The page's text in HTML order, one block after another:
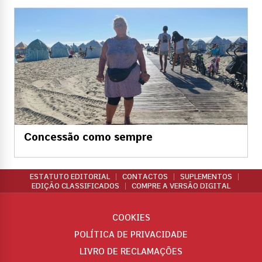
Concessão como sempre
ESTATUTO EDITORIAL CONTACTOS
SUPLEMENTOS
EDIÇÃO CLASSIFICADOS
COMPRE A VERSÃO DIGITAL
COOKIES
POLÍTICA DE PRIVACIDADE
LIVRO DE RECLAMAÇÕES